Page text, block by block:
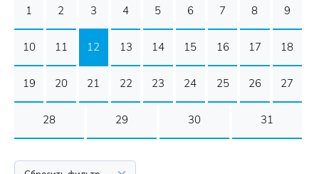
1 2 3 4 5 6 7 8 9
10 11 12 13 14 15 16 17 18
19 20 21 22 23 24 25 26 27
28 29 30 31